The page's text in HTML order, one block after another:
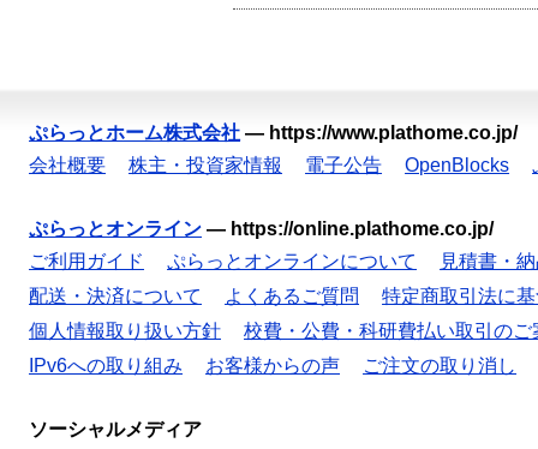
ぷらっとホーム株式会社 — https://www.plathome.co.jp/
会社概要
株主・投資家情報 電子公告 OpenBlocks
ぷらっとオンライン — https://online.plathome.co.jp/
ご利用ガイド
ぷらっとオンラインについて
見積書・
配送・決済について
よくあるご質問
特定商取引法に
個人情報取り扱い方針
校費・公費・科研費払い取引のご
IPv6への取り組み
お客様からの声 ご注文の取り消し
ソーシャルメディア